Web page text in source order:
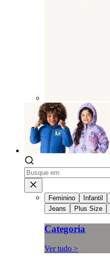
Feminino Infantil
Jeans
Plus Size
Categoria
Ver tudo >